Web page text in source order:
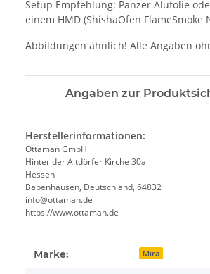
Setup Empfehlung: Panzer Alufolie
einem HMD (ShishaOfen FlameSmoke
Abbildungen ähnlich! Alle Angaben
Angaben zur
Herstellerinformationen:
Ottaman GmbH
Hinter der Altdörfer Kirche 30a
Hessen
Babenhausen, Deutschland, 64832
info@ottaman.de
https://www.ottaman.de
Marke: Mira